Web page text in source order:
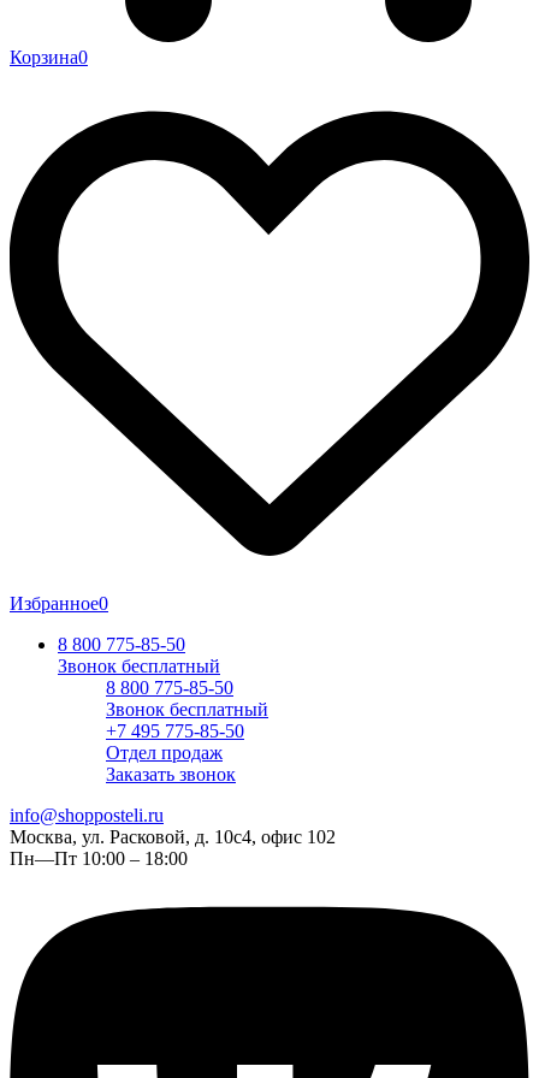
Корзина0
Избранное0
8 800 775-85-50
Звонок бесплатный
8 800 775-85-50
Звонок бесплатный
+7 495 775-85-50
Отдел продаж
Заказать звонок
info@shopposteli.ru
Москва, ул. Расковой, д. 10с4, офис 102
Пн—Пт 10:00 – 18:00